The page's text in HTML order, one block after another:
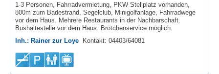
1-3 Personen, Fahrradvermietung, PKW Stellplatz vorhanden,
800m zum Badestrand, Segelclub, Minigolfanlage, Fahrradwege
vor dem Haus. Mehrere Restaurants in der Nachbarschaft.
Bushaltestelle vor dem Haus. Brötchenservice möglich.
Inh.: Rainer zur Loye Kontakt: 04403/64081